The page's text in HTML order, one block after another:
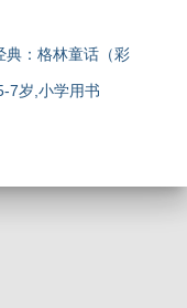
典：格林童话（彩
7岁,小学用书